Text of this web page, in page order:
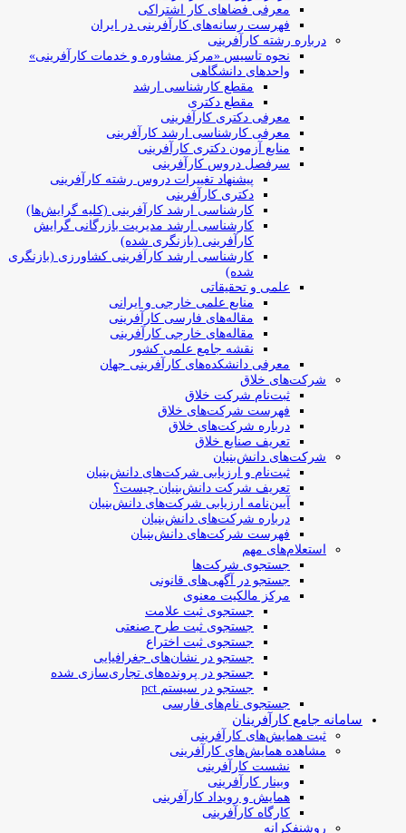
معرفی فضاهای کار اشتراکی
فهرست رسانه‌های کارآفرینی در ایران
درباره رشته کارآفرینی
نحوه تاسیس «مرکز مشاوره و خدمات کارآفرینی»
واحدهای دانشگاهی
مقطع کارشناسی ارشد
مقطع دکتری
معرفی دکتری کارآفرینی
معرفی کارشناسی ارشد کارآفرینی
منابع آزمون دکتری کارآفرینی
سرفصل دروس کارآفرینی
پیشنهاد تغییرات دروس رشته کارآفرینی
دکتری کارآفرینی
کارشناسی ارشد کارآفرینی (کلیه گرایش‌ها)
کارشناسی ارشد مدیریت بازرگانی گرایش
کارآفرینی (بازنگری شده)
کارشناسی ارشد کارآفرینی کشاورزی (بازنگری
شده)
علمی و تحقیقاتی
منابع علمی خارجی و ایرانی
مقاله‌های فارسی کارآفرینی
مقاله‌های خارجی کارآفرینی
نقشه جامع علمی کشور
معرفی دانشکده‌های کارآفرینی جهان
شرکت‌های خلاق
ثبت‌نام شرکت خلاق
فهرست شرکت‌های خلاق
درباره شرکت‌های خلاق
تعریف صنایع خلاق
شرکت‌های دانش‌بنیان
ثبت‌نام و ارزیابی شرکت‌های دانش‌بنیان
تعریف شرکت دانش‌بنیان چیست؟
آیین‌نامه ارزیابی شرکت‌های دانش‌بنیان
درباره شرکت‌های دانش‌بنیان
فهرست شرکت‌های دانش‌بنیان
استعلام‌های مهم
جستجوی شرکت‌ها
جستجو در آگهی‌های قانونی
مرکز مالکیت معنوی
جستجوی ثبت علامت
جستجوی ثبت طرح صنعتی
جستجوی ثبت اختراع
جستجو در نشان‌های جغرافیایی
جستجو در پرونده‌های تجاری‌سازی شده
جستجو در سیستم pct
جستجوی نام‌های فارسی
سامانه جامع کارآفرینان
ثبت همایش‌های کارآفرینی
مشاهده همایش‌های کارآفرینی
نشست کارآفرینی
وبینار کارآفرینی
همایش و رویداد کارآفرینی
کارگاه کارآفرینی
روشنفکرانه